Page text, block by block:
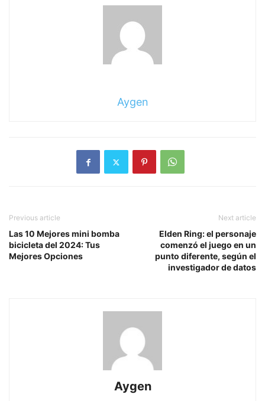
Aygen
Previous article
Las 10 Mejores mini bomba
bicicleta del 2024: Tus
Mejores Opciones
Next article
Elden Ring: el personaje
comenzó el juego en un
punto diferente, según el
investigador de datos
Aygen